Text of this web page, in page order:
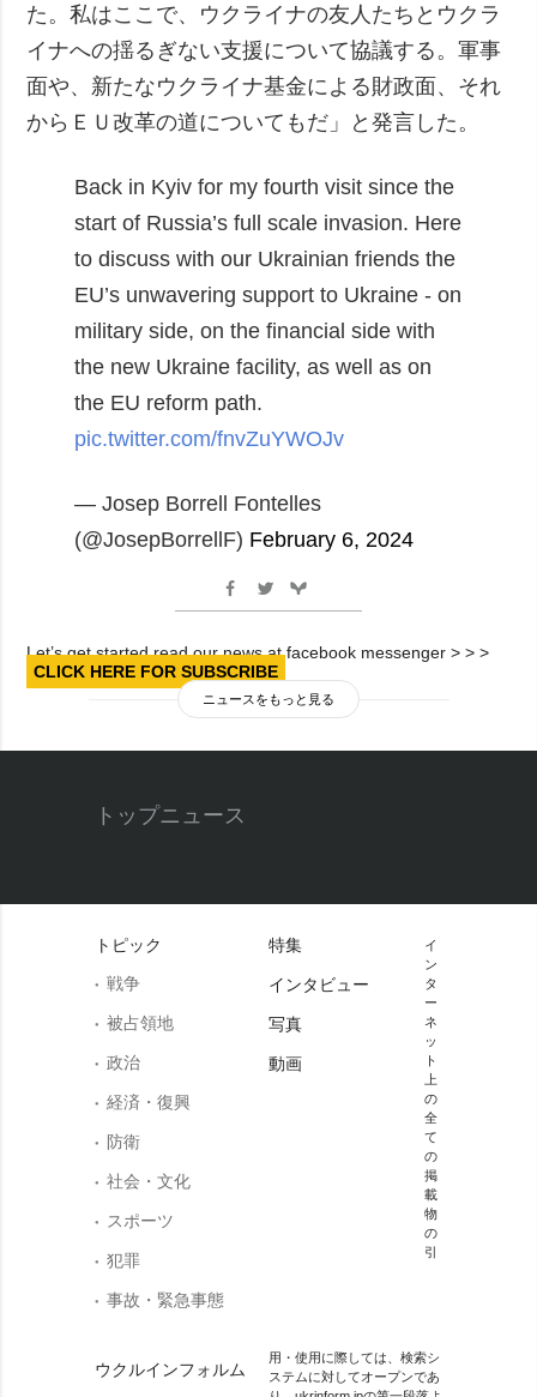
写真
動画
た。私はここで、ウクライナの友人たちとウクラ
イナへの揺るぎない支援について協議する。軍事
面や、新たなウクライナ基金による財政面、それ
からＥＵ改革の道についてもだ」と発言した。
Back in Kyiv for my fourth visit since the
start of Russia’s full scale invasion. Here
to discuss with our Ukrainian friends the
EU’s unwavering support to Ukraine - on
military side, on the financial side with
the new Ukraine facility, as well as on
the EU reform path.
pic.twitter.com/fnvZuYWOJv
— Josep Borrell Fontelles
(@JosepBorrellF) February 6, 2024
Let’s get started read our news at facebook messenger > > >
CLICK HERE FOR SUBSCRIBE
ニュースをもっと見る
トップニュース
トピック
戦争
被占領地
政治
経済・復興
防衛
社会・文化
スポーツ
犯罪
事故・緊急事態
ウクルインフォルム
特集
インタビュー
写真
動画
イ
ン
タ
ー
ネ
ッ
ト
上
の
全
て
の
掲
載
物
の
引
用・使用に際しては、検索シ
ステムに対してオープンであ